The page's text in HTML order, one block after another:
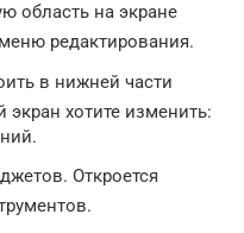
область на экране
редактирования.
в нижней части
экран хотите изменить:
Откроется